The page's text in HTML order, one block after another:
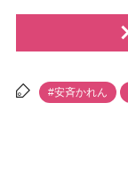
#安斉かれん